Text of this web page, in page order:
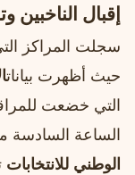
إقبال
سجلت المراكز التي
حيث أظهرت بيانات
التي خضعت
الساعة السادسة
الوطني للانتخابات